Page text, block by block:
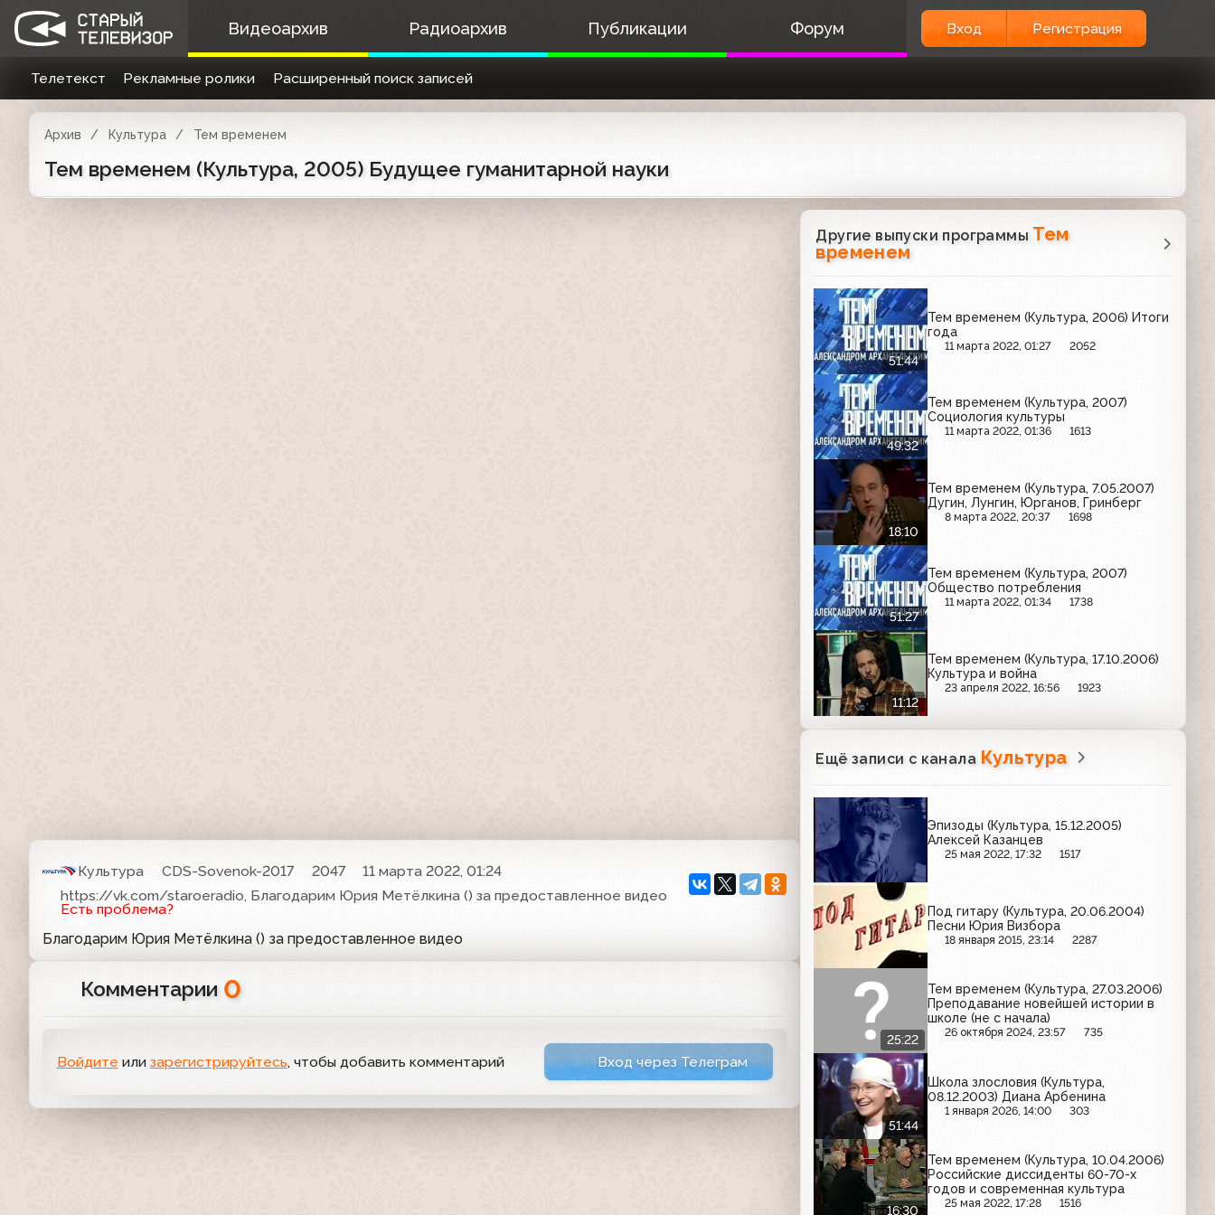
Видеоархив Радиоархив Публикации Форум Вход Регистрация
Телетекст Рекламные ролики Расширенный поиск записей
Архив Культура Тем временем
Тем временем (Культура, 2005) Будущее гуманитарной науки
Культура CDS-Sovenok-2017 2047
11 марта 2022, 01:24
https://vk.com/staroeradio, Благодарим Юрия Метёлкина () за предоставленное видео
Есть проблема?
Благодарим Юрия Метёлкина () за предоставленное видео
Комментарии 0
Войдите или зарегистрируйтесь, чтобы добавить комментарий Вход через Телеграм
Другие выпуски программы Тем
временем
51:44
Тем временем (Культура, 2006) Итоги
года
11 марта 2022, 01:27 2052
49:32
Тем временем (Культура, 2007)
Социология культуры
11 марта 2022, 01:36 1613
18:10
Тем временем (Культура, 7.05.2007)
Дугин, Лунгин, Юрганов, Гринберг
8 марта 2022, 20:37 1698
51:27
Тем временем (Культура, 2007)
Общество потребления
11 марта 2022, 01:34 1738
11:12
Тем временем (Культура, 17.10.2006)
Культура и война
23 апреля 2022, 16:56 1923
Ещё записи с канала Культура
Эпизоды (Культура, 15.12.2005)
Алексей Казанцев
25 мая 2022, 17:32 1517
Под гитару (Культура, 20.06.2004)
Песни Юрия Визбора
18 января 2015, 23:14 2287
25:22
Тем временем (Культура, 27.03.2006)
Преподавание новейшей истории в
школе (не с начала)
26 октября 2024, 23:57 735
51:44
Школа злословия (Культура,
08.12.2003) Диана Арбенина
1 января 2026, 14:00 303
16:30
Тем временем (Культура, 10.04.2006)
Российские диссиденты 60-70-х
годов и современная культура
25 мая 2022, 17:28 1516